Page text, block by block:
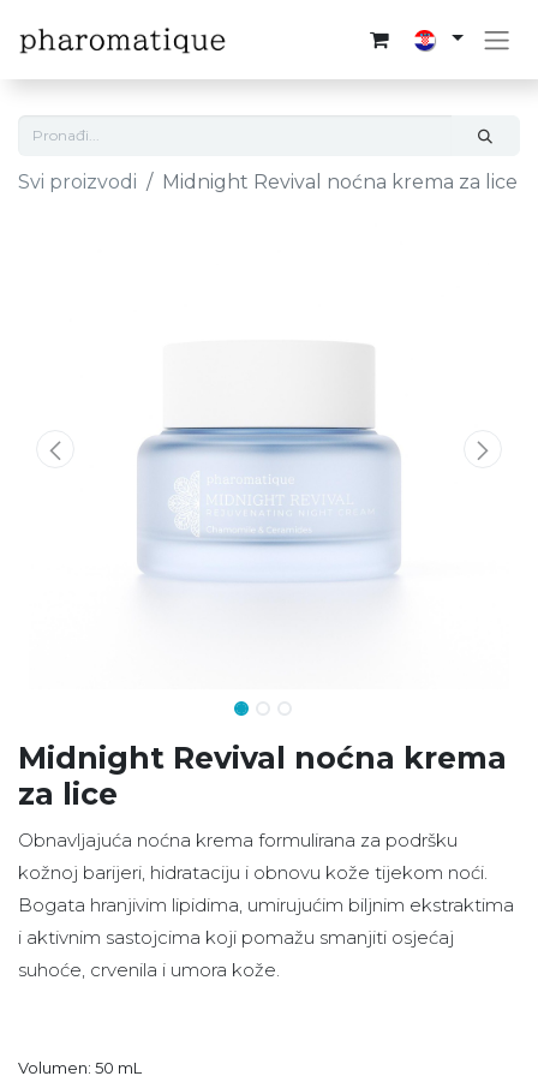
Svi proizvodi Midnight Revival noćna krema za lice
Midnight Revival noćna krema
za lice
Obnavljajuća noćna krema formulirana za podršku
kožnoj barijeri, hidrataciju i obnovu kože tijekom noći.
Bogata hranjivim lipidima, umirujućim biljnim ekstraktima
i aktivnim sastojcima koji pomažu smanjiti osjećaj
suhoće, crvenila i umora kože.
Volumen: 50 mL